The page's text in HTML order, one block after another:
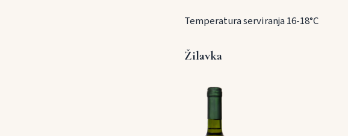
Temperatura serviranja 16-18°C
Žilavka